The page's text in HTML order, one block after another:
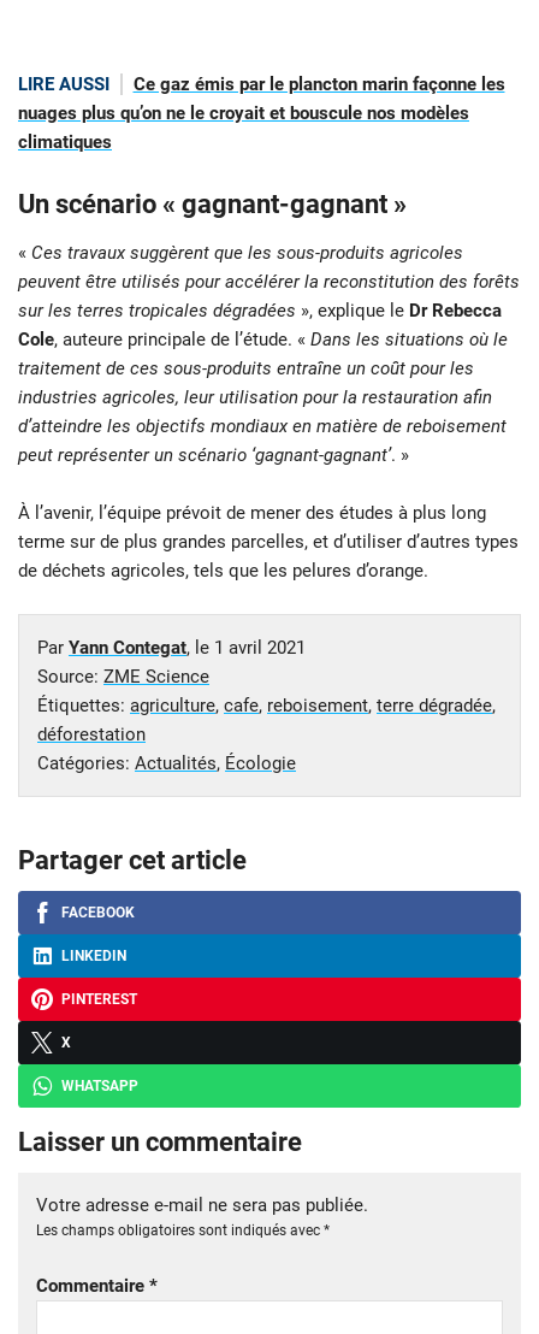
LIRE AUSSI
Ce gaz émis par le plancton marin façonne les
nuages plus qu’on ne le croyait et bouscule nos modèles
climatiques
Un scénario « gagnant-gagnant »
« Ces travaux suggèrent que les sous-produits agricoles
peuvent être utilisés pour accélérer la reconstitution des forêts
sur les terres tropicales dégradées », explique le Dr Rebecca
Cole, auteure principale de l’étude. « Dans les situations où le
traitement de ces sous-produits entraîne un coût pour les
industries agricoles, leur utilisation pour la restauration afin
d’atteindre les objectifs mondiaux en matière de reboisement
peut représenter un scénario ‘gagnant-gagnant’. »
À l’avenir, l’équipe prévoit de mener des études à plus long
terme sur de plus grandes parcelles, et d’utiliser d’autres types
de déchets agricoles, tels que les pelures d’orange.
Par Yann Contegat, le 1 avril 2021
Source: ZME Science
Étiquettes: agriculture, cafe, reboisement, terre dégradée,
déforestation
Catégories: Actualités, Écologie
Partager cet article
FACEBOOK
LINKEDIN
PINTEREST
X
WHATSAPP
Laisser un commentaire
Votre adresse e-mail ne sera pas publiée.
Les champs obligatoires sont indiqués avec *
Commentaire *